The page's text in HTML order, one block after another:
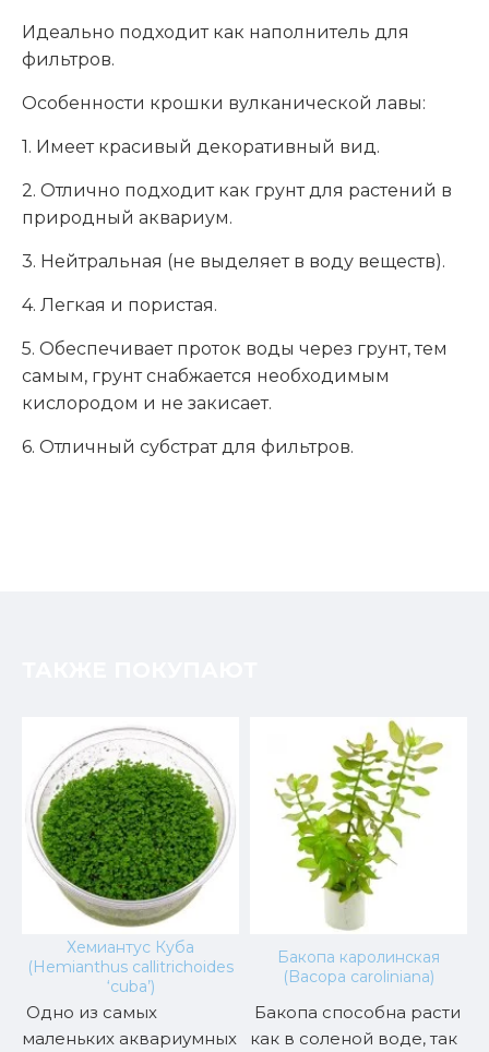
Идеально подходит как наполнитель для
фильтров.
Особенности крошки вулканической лавы:
1. Имеет красивый декоративный вид.
2. Отлично подходит как грунт для растений в
природный аквариум.
3. Нейтральная (не выделяет в воду веществ).
4. Легкая и пористая.
5. Обеспечивает проток воды через грунт, тем
самым, грунт снабжается необходимым
кислородом и не закисает.
6. Отличный субстрат для фильтров.
Хемиантус Куба
(Hemianthus callitrichoides
‘cuba’)
Одно из самых
маленьких аквариумных
Бакопа каролинская
(Bacopa caroliniana)
Бакопа способна расти
как в соленой воде, так